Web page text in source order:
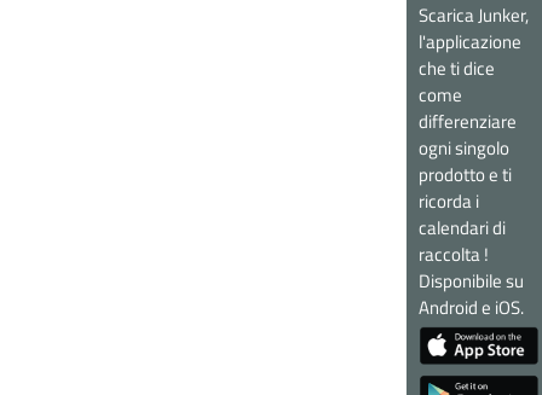
Scarica Junker,
l'applicazione
che ti dice
come
differenziare
ogni singolo
prodotto e ti
ricorda i
calendari di
raccolta !
Disponibile su
Android e iOS.